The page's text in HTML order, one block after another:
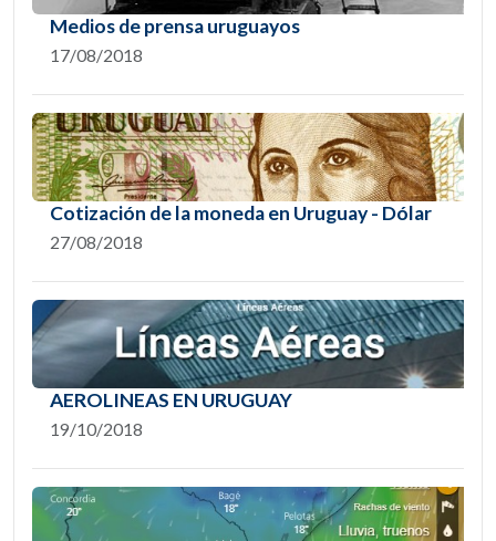
Medios de prensa uruguayos
17/08/2018
Cotización de la moneda en Uruguay - Dólar
27/08/2018
AEROLINEAS EN URUGUAY
19/10/2018